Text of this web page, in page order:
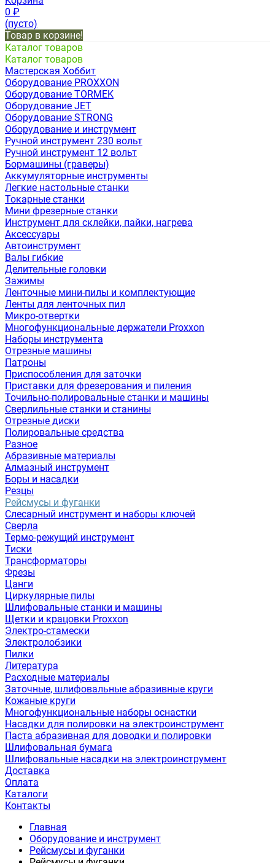
0 ₽
(пусто)
Товар в корзине!
Каталог товаров
Каталог товаров
Мастерская Хоббит
Оборудование PROXXON
Оборудование TORMEK
Оборудование JET
Оборудование STRONG
Оборудование и инструмент
Ручной инструмент 230 вольт
Ручной инструмент 12 вольт
Бормашины (граверы)
Аккумуляторные инструменты
Легкие настольные станки
Токарные станки
Мини фрезерные станки
Инструмент для склейки, пайки, нагрева
Аксессуары
Автоинструмент
Валы гибкие
Делительные головки
Зажимы
Ленточные мини-пилы и комплектующие
Ленты для ленточных пил
Микро-отвертки
Многофункциональные держатели Proxxon
Наборы инструмента
Отрезные машины
Патроны
Приспособления для заточки
Приставки для фрезерования и пиления
Точильно-полировальные станки и машины
Сверлильные станки и станины
Отрезные диски
Полировальные средства
Разное
Абразивные материалы
Алмазный инструмент
Боры и насадки
Резцы
Рейсмусы и фуганки
Слесарный инструмент и наборы ключей
Сверла
Термо-режущий инструмент
Тиски
Трансформаторы
Фрезы
Цанги
Циркулярные пилы
Шлифовальные станки и машины
Щетки и крацовки Proxxon
Электро-стамески
Электролобзики
Пилки
Литература
Расходные материалы
Заточные, шлифовальные абразивные круги
Кожаные круги
Многофункциональные наборы оснастки
Насадки для полировки на электроинструмент
Паста абразивная для доводки и полировки
Шлифовальная бумага
Шлифовальные насадки на электроинструмент
Доставка
Оплата
Каталоги
Контакты
Главная
Оборудование и инструмент
Рейсмусы и фуганки